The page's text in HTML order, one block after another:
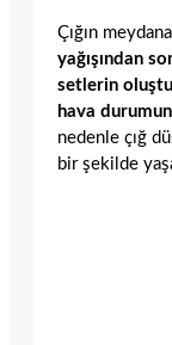
Çığın
yağışından
setlerin
hava
nedenle çığ
bir şekilde